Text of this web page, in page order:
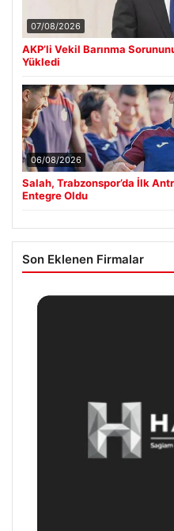
07/08/2026
AKP’li Vekil Barınma
Yükledi
06/08/2026
Salah, Trabzonspor’da İlk
Entegre Oldu
Son Eklenen Firmalar